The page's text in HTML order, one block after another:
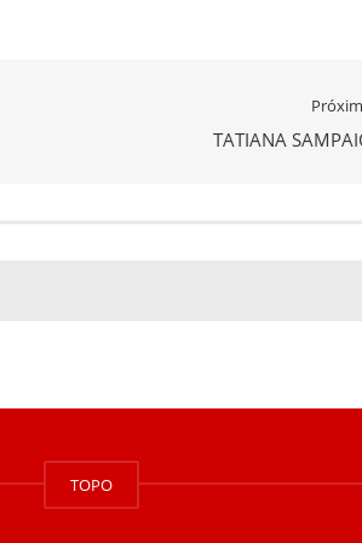
TATIANA
TOPO